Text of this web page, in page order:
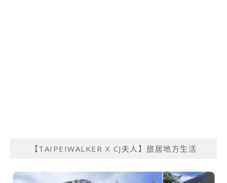
【TAIPEIWALKER X CJ夫人】旅居地方生活